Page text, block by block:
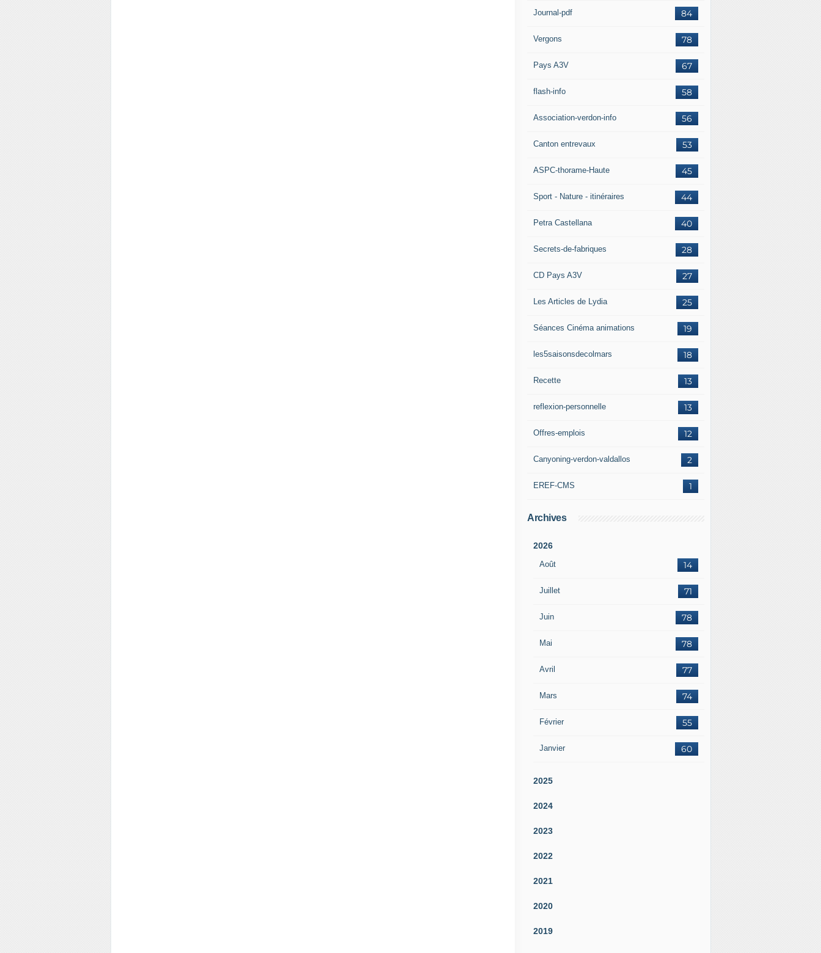
84
Journal-pdf
78
Vergons
67
Pays A3V
58
flash-info
56
Association-verdon-info
53
Canton entrevaux
45
ASPC-thorame-Haute
44
Sport - Nature - itinéraires
40
Petra Castellana
28
Secrets-de-fabriques
27
CD Pays A3V
25
Les Articles de Lydia
19
Séances Cinéma animations
18
les5saisonsdecolmars
13
Recette
13
reflexion-personnelle
12
Offres-emplois
2
Canyoning-verdon-valdallos
1
EREF-CMS
Archives
2026
Août 14
Juillet 71
Juin 78
Mai 78
Avril 77
Mars 74
Février 55
Janvier 60
2025
2024
2023
2022
2021
2020
2019